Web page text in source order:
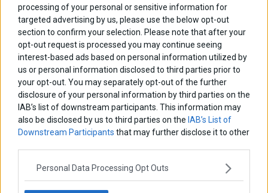
processing of your personal or sensitive information for
targeted advertising by us, please use the below opt-out
section to confirm your selection. Please note that after your
opt-out request is processed you may continue seeing
interest-based ads based on personal information utilized by
us or personal information disclosed to third parties prior to
your opt-out. You may separately opt-out of the further
disclosure of your personal information by third parties on the
IAB’s list of downstream participants. This information may
also be disclosed by us to third parties on the IAB’s List of
Downstream Participants that may further disclose it to other
Personal Data Processing Opt Outs